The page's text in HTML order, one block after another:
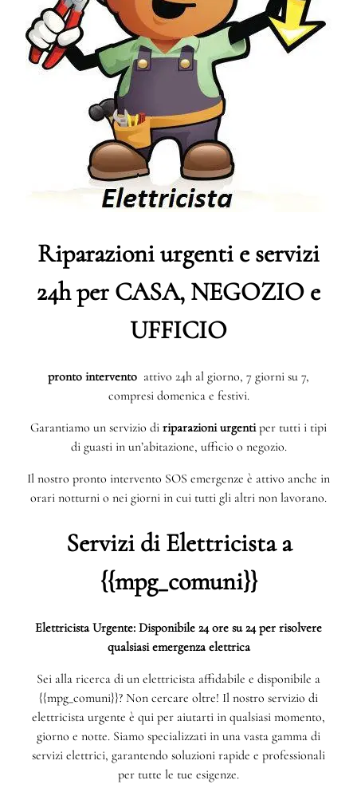
Riparazioni urgenti e servizi
24h per CASA, NEGOZIO e
UFFICIO
pronto intervento attivo 24h al giorno, 7 giorni su 7,
compresi domenica e festivi.
Garantiamo un servizio di riparazioni urgentiper tutti i tipi
di guasti in un’abitazione, ufficio o negozio.
Il nostro pronto intervento SOS emergenze è attivo anche in
orari notturni o nei giorni in cui tutti gli altri non lavorano.
Servizi di Elettricista a
{{mpg_comuni}}
Elettricista Urgente: Disponibile 24 ore su 24 per risolvere
qualsiasi emergenza elettrica
Sei alla ricerca di un elettricista affidabile e disponibile a
{{mpg_comuni}}? Non cercare oltre! Il nostro servizio di
elettricista urgente è qui per aiutarti in qualsiasi momento,
giorno e notte. Siamo specializzati in una vasta gamma di
servizi elettrici, garantendo soluzioni rapide e professionali
per tutte le tue esigenze.